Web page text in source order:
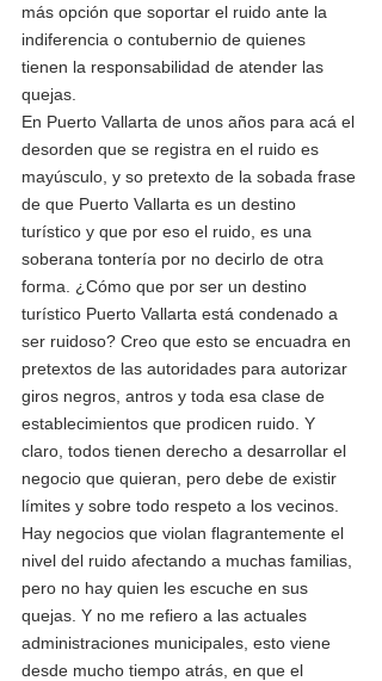
más opción que soportar el ruido ante la
indiferencia o contubernio de quienes
tienen la responsabilidad de atender las
quejas.
En Puerto Vallarta de unos años para acá el
desorden que se registra en el ruido es
mayúsculo, y so pretexto de la sobada frase
de que Puerto Vallarta es un destino
turístico y que por eso el ruido, es una
soberana tontería por no decirlo de otra
forma. ¿Cómo que por ser un destino
turístico Puerto Vallarta está condenado a
ser ruidoso? Creo que esto se encuadra en
pretextos de las autoridades para autorizar
giros negros, antros y toda esa clase de
establecimientos que prodicen ruido. Y
claro, todos tienen derecho a desarrollar el
negocio que quieran, pero debe de existir
límites y sobre todo respeto a los vecinos.
Hay negocios que violan flagrantemente el
nivel del ruido afectando a muchas familias,
pero no hay quien les escuche en sus
quejas. Y no me refiero a las actuales
administraciones municipales, esto viene
desde mucho tiempo atrás, en que el